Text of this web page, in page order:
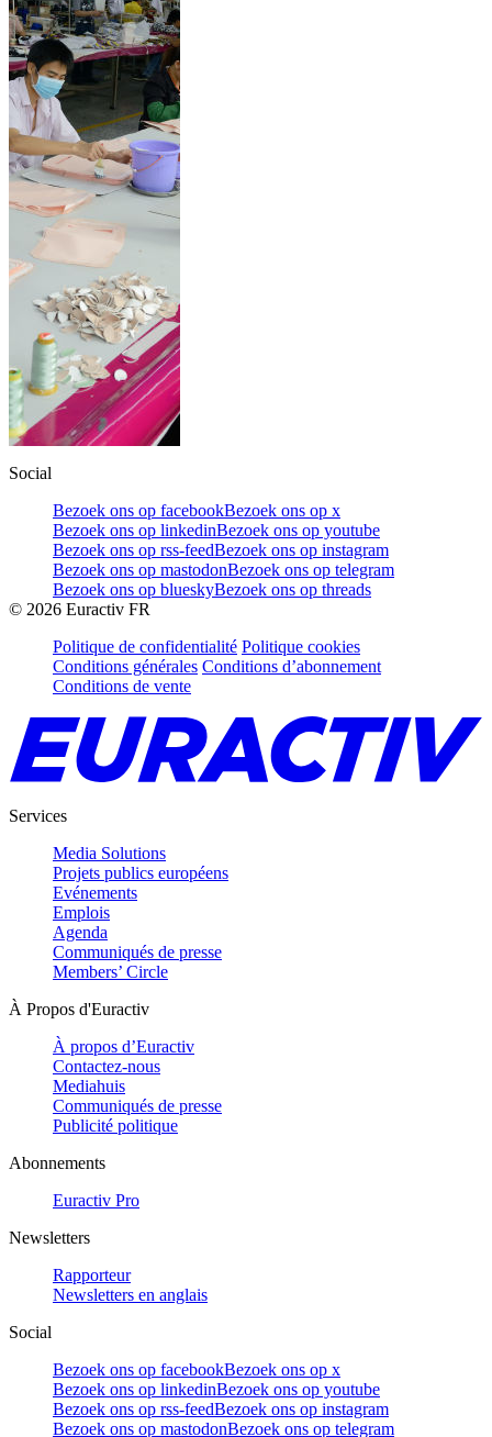
Social
Bezoek ons op facebookBezoek ons op x
Bezoek ons op linkedinBezoek ons op youtube
Bezoek ons op rss-feedBezoek ons op instagram
Bezoek ons op mastodonBezoek ons op telegram
Bezoek ons op blueskyBezoek ons op threads
© 2026 Euractiv FR
Politique de confidentialité Politique cookies
Conditions générales Conditions d’abonnement
Conditions de vente
Services
Media Solutions
Projets publics européens
Evénements
Emplois
Agenda
Communiqués de presse
Members’ Circle
À Propos d'Euractiv
À propos d’Euractiv
Contactez-nous
Mediahuis
Communiqués de presse
Publicité politique
Abonnements
Euractiv Pro
Newsletters
Rapporteur
Newsletters en anglais
Social
Bezoek ons op facebookBezoek ons op x
Bezoek ons op linkedinBezoek ons op youtube
Bezoek ons op rss-feedBezoek ons op instagram
Bezoek ons op mastodonBezoek ons op telegram